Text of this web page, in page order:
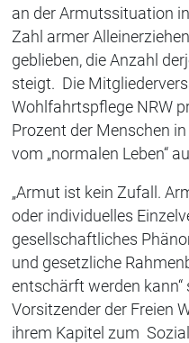
an der Armutssituation
Zahl armer
geblieben, die Anzahl
steigt. Die
Wohlfahrtspflege NRW
Prozent der Menschen
vom „normalen Leben“
„Armut ist kein Zufall.
oder individuelles
gesellschaftliches
und gesetzliche
entschärft werden
Vorsitzender der Freien
ihrem Kapitel zum